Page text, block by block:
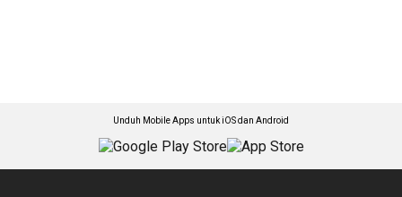
Unduh Mobile Apps untuk iOS dan Android